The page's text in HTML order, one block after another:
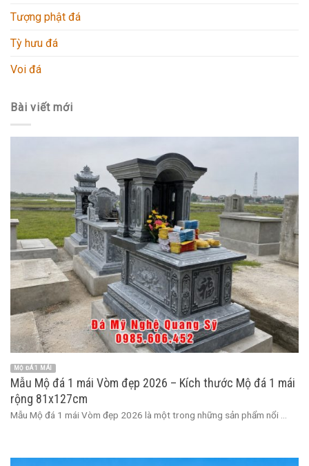
Tượng phật đá
Tỳ hưu đá
Voi đá
Bài viết mới
MỘ ĐÁ 1 MÁI
Mẫu Mộ đá 1 mái Vòm đẹp 2026 – Kích thước Mộ đá 1 mái
rộng 81x127cm
Mẫu Mộ đá 1 mái Vòm đẹp 2026 là một trong những sản phẩm nổi ...